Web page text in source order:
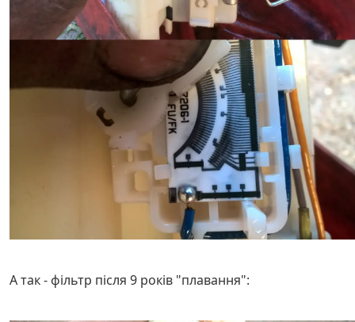
А так - фільтр після 9 років "плавання":